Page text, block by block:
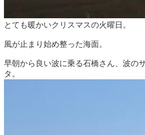
とても暖かいクリスマスの火曜日。
風が止まり始め整った海面。
早朝から良い波に乗る石橋さん、波の
タ。